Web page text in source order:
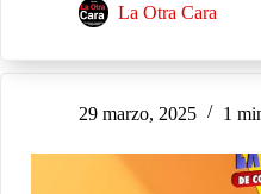
La Otra Cara
29 marzo, 2025 1